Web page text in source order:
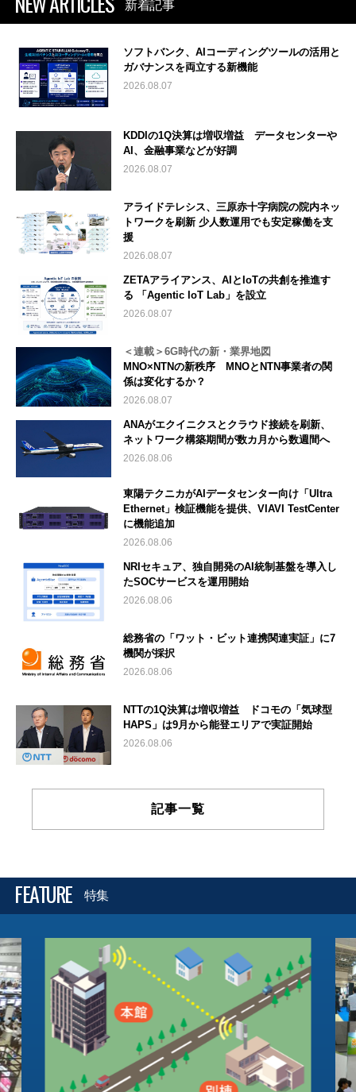
新着記事
ソフトバンク、AIコーディングツールの活用と
ガバナンスを両立する新機能
2026.08.07
KDDIの1Q決算は増収増益 データセンターや
AI、金融事業などが好調
2026.08.07
アライドテレシス、三原赤十字病院の院内ネッ
トワークを刷新 少人数運用でも安定稼働を支
援
2026.08.07
ZETAアライアンス、AIとIoTの共創を推進す
る 「Agentic IoT Lab」を設立
2026.08.07
＜連載＞6G時代の新・業界地図
MNO×NTNの新秩序 MNOとNTN事業者の関
係は変化するか？
2026.08.07
ANAがエクイニクスとクラウド接続を刷新、
ネットワーク構築期間が数カ月から数週間へ
2026.08.06
東陽テクニカがAIデータセンター向け「Ultra
Ethernet」検証機能を提供、VIAVI TestCenter
に機能追加
2026.08.06
NRIセキュア、独自開発のAI統制基盤を導入し
たSOCサービスを運用開始
2026.08.06
総務省の「ワット・ビット連携関連実証」に7
機関が採択
2026.08.06
NTTの1Q決算は増収増益 ドコモの「気球型
HAPS」は9月から能登エリアで実証開始
2026.08.06
記事一覧
FEATURE 特集